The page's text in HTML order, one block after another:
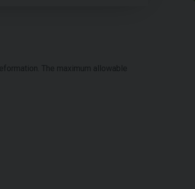
The maximum allowable